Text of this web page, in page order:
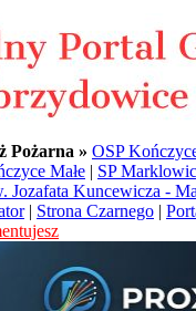
Pożarna » OSP
Małe | SP
Jozafata Kuncewicza -
| Strona Czarnego |